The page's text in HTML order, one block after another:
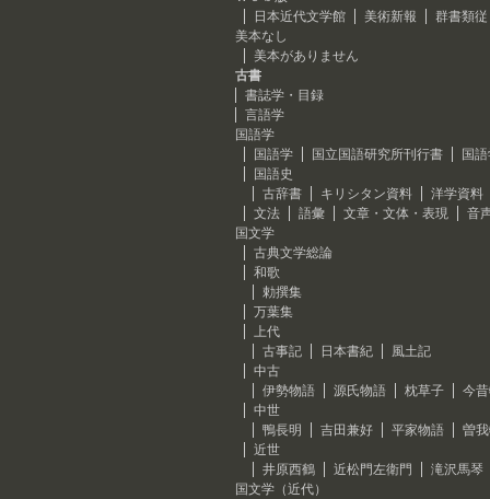
日本近代文学館
美術新報
群書類
美本なし
美本がありません
古書
書誌学・目録
言語学
国語学
国語学
国立国語研究所刊行書
国
国語史
古辞書
キリシタン資料
洋学資料
文法
語彙 文章・文体・表現
音
国文学
古典文学総論
和歌
勅撰集
万葉集
上代
古事記
日本書紀
風土記
中古
伊勢物語
源氏物語 枕草子
今
中世
鴨長明
吉田兼好 平家物語
曽
近世
井原西鶴
近松門左衛門
滝沢馬琴
国文学（近代）